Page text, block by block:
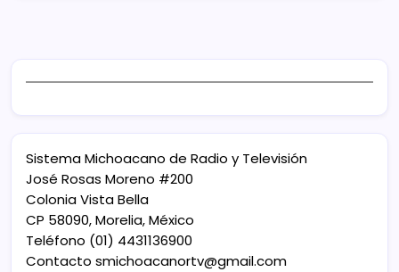
Sistema Michoacano de Radio y Televisión
José Rosas Moreno #200
Colonia Vista Bella
CP 58090, Morelia, México
Teléfono (01) 4431136900
Contacto smichoacanortv@gmail.com